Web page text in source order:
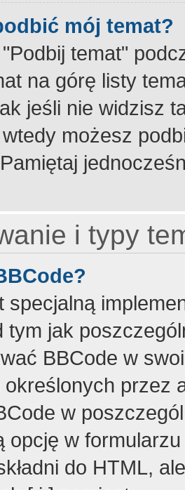
mój temat?
temat"
na górę listy
jeśli nie widzisz
wtedy możesz
i typy
specjalną
tym jak
BBCode w
określonych przez
w
opcję w
do HTML,